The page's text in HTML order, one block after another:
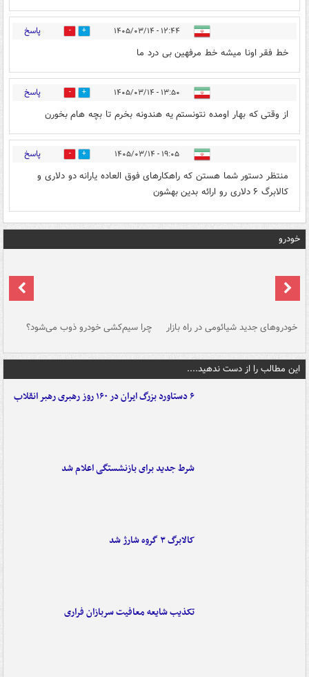
۱۲:۴۴ - ۱۴۰۵/۰۳/۱۴ 0 پاسخ
خط فقر اونا میشه خط مرفهین بی درد ما
۱۳:۵۰ - ۱۴۰۵/۰۳/۱۴ 0 پاسخ
از وقتی که بهار اومده نتونستم یه هندونه بخرم تا بچه هام بخورن
۱۹:۰۵ - ۱۴۰۵/۰۳/۱۴ 0 پاسخ
منتظر دستور شما هستن که راهکارهای فوق العاده یارانه دو دلاری و
کالابرگ ۶ دلاری رو ارائه بدین بهشون
خودرو
خودروهای جدید شیائومی در راه بازار چرا سیم‌کشی خودرو ذوب می‌شود؟
این مطالب را از دست ندهید....
۶ دستاورد بزرگ ایران در ۱۶۰ روز رهبری رهبر انقلاب
شرط جدید برای بازنشستگی اعلام شد
کالابرگ ۳ گروه شارژ شد
تکذیب شایعه معافیت سربازان فراری